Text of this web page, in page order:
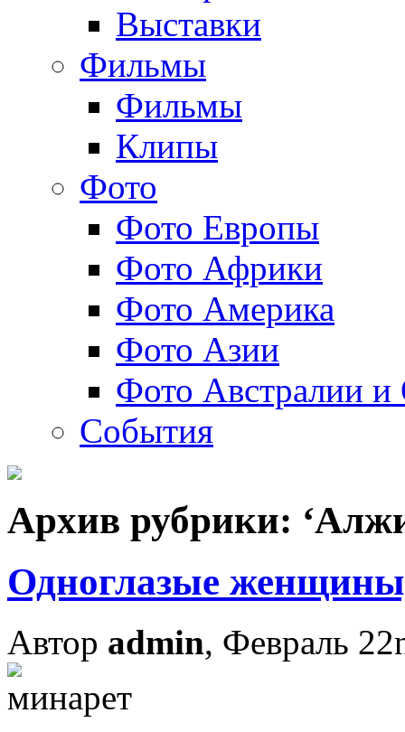
Выставки
Фильмы
Фильмы
Клипы
Фото
Фото Европы
Фото Африки
Фото Америка
Фото Азии
Фото Австралии и
События
Архив рубрики:
Одноглазые
Автор admin, Февраль